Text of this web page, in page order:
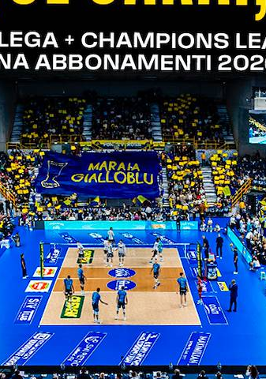
con buone alzate di Bonazzi e
pallone. Nel complesso una
Donatelli e Toffali.
25; 16-25; 22-25)
e compagni offrono una
Una gara giocata con
atleta fuori ruolo per le
3-0 (15-13; 15-02; 15-13)
14)
05)
con le categorie più giovani.
con i compagni, a vivere le